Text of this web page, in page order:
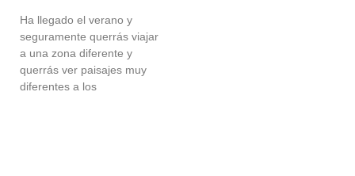
Ha llegado el verano y
seguramente querrás viajar
a una zona diferente y
querrás ver paisajes muy
diferentes a los